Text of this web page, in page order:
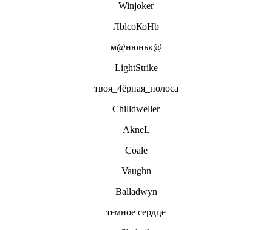
Winjoker
ЛblсоКоHb
м@нюньк@
LightStrike
твоя_4ёрная_полоса
Chilldweller
AkneL
Coale
Vaughn
Balladwyn
темное сердце